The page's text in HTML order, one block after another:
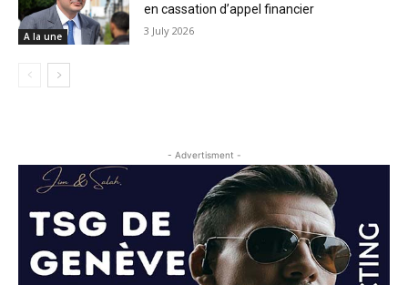
A la une
en cassation d’appel financier
3 July 2026
- Advertisment -